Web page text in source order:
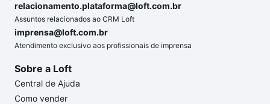
relacionamento.plataforma@loft.com.br
Assuntos relacionados ao CRM Loft
imprensa@loft.com.br
Atendimento exclusivo aos profissionais de imprensa
Sobre a Loft
Central de Ajuda
Como vender